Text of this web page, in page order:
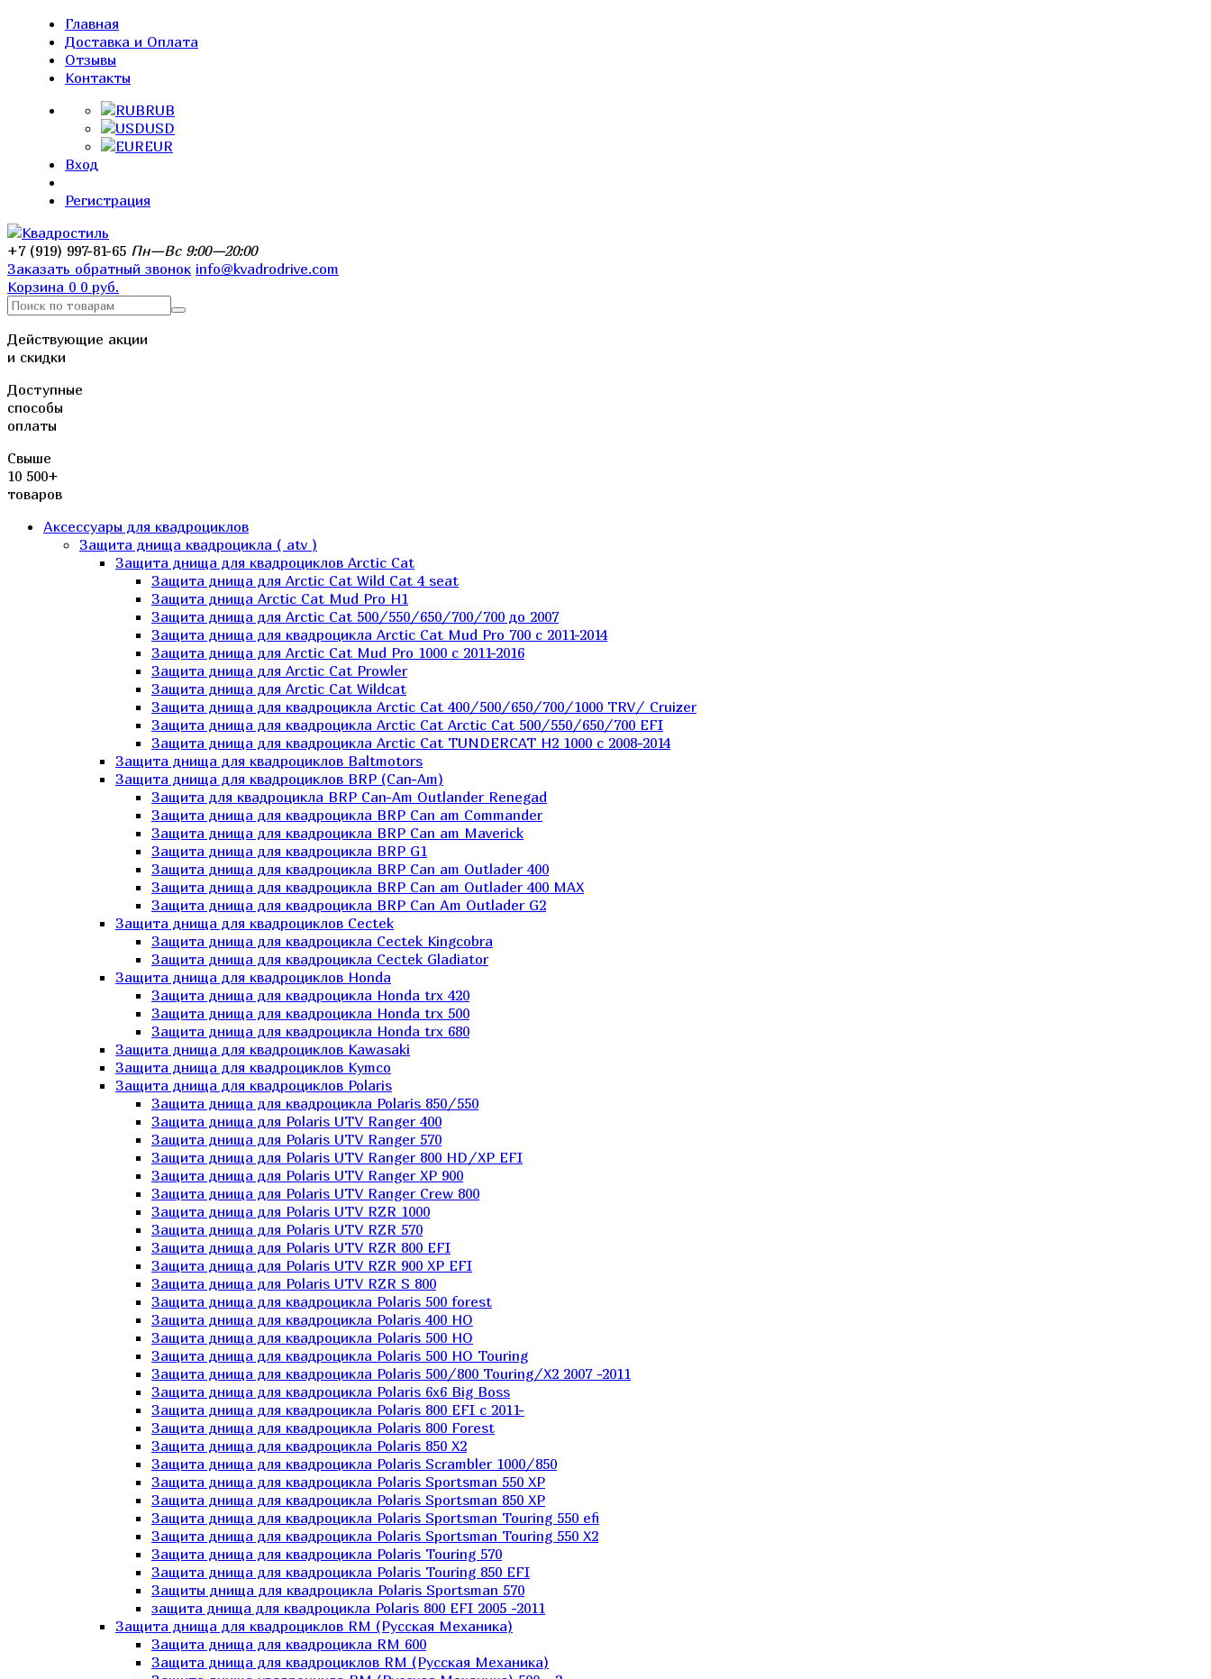
Главная
Доставка и Оплата
Отзывы
Контакты
RUB
USD
EUR
Вход
Регистрация
+7 (919) 997-81-65 Пн—Вс 9:00—20:00
Заказать обратный звонок info@kvadrodrive.com
Корзина 0 0 руб.
Действующие акции
и скидки
Доступные
способы
оплаты
Свыше
10 500+
товаров
Аксессуары для квадроциклов
Защита днища квадроцикла ( atv )
Защита днища для квадроциклов Arctic Cat
Защита днища для Arctic Cat Wild Cat 4 seat
Защита днища Arctic Cat Mud Pro H1
Защита днища для Arctic Cat 500/550/650/700/700 до 2007
Защита днища для квадроцикла Arctic Cat Mud Pro 700 с 2011-2014
Защита днища для Arctic Cat Mud Pro 1000 c 2011-2016
Защита днища для Arctic Cat Prowler
Защита днища для Arctic Cat Wildcat
Защита днища для квадроцикла Arctic Cat 400/500/650/700/1000 TRV/ Cruizer
Защита днища для квадроцикла Arctic Cat Arctic Cat 500/550/650/700 EFI
Защита днища для квадроцикла Arctic Cat TUNDERCAT H2 1000 c 2008-2014
Защита днища для квадроциклов Baltmotors
Защита днища для квадроциклов BRP (Can-Am)
Защита для квадроцикла BRP Can-Am Outlander Renegad
Защита днища для квадроцикла BRP Can am Commander
Защита днища для квадроцикла BRP Can am Maverick
Защита днища для квадроцикла BRP G1
Защита днища для квадроцикла BRP Can am Outlader 400
Защита днища для квадроцикла BRP Can am Outlader 400 MAX
Защита днища для квадроцикла BRP Can Аm Outlader G2
Защита днища для квадроциклов Cectek
Защита днища для квадроцикла Cectek Kingcobra
Защита днища для квадроцикла Cectek Gladiator
Защита днища для квадроциклов Honda
Защита днища для квадроцикла Honda trx 420
Защита днища для квадроцикла Honda trx 500
Защита днища для квадроцикла Honda trx 680
Защита днища для квадроциклов Kawasaki
Защита днища для квадроциклов Kymco
Защита днища для квадроциклов Polaris
Защита днища для квадроцикла Polaris 850/550
Защита днища для Polaris UTV Ranger 400
Защита днища для Polaris UTV Ranger 570
Защита днища для Polaris UTV Ranger 800 HD/XP EFI
Защита днища для Polaris UTV Ranger XP 900
Защита днища для Polaris UTV Ranger Сrew 800
Защита днища для Polaris UTV RZR 1000
Защита днища для Polaris UTV RZR 570
Защита днища для Polaris UTV RZR 800 EFI
Защита днища для Polaris UTV RZR 900 XP EFI
Защита днища для Polaris UTV RZR S 800
Защита днища для квадроцикла Polaris 500 forest
Защита днища для квадроцикла Polaris 400 HO
Защита днища для квадроцикла Polaris 500 HO
Защита днища для квадроцикла Polaris 500 HO Touring
Защита днища для квадроцикла Polaris 500/800 Touring/X2 2007 -2011
Защита днища для квадроцикла Polaris 6х6 Big Boss
Защита днища для квадроцикла Polaris 800 EFI с 2011-
Защита днища для квадроцикла Polaris 800 Forest
Защита днища для квадроцикла Polaris 850 X2
Защита днища для квадроцикла Polaris Scrambler 1000/850
Защита днища для квадроцикла Polaris Sportsman 550 XP
Защита днища для квадроцикла Polaris Sportsman 850 XP
Защита днища для квадроцикла Polaris Sportsman Touring 550 efi
Защита днища для квадроцикла Polaris Sportsman Touring 550 X2
Защита днища для квадроцикла Polaris Touring 570
Защита днища для квадроцикла Polaris Touring 850 EFI
Защиты днища для квадроцикла Polaris Sportsman 570
защита днища для квадроцикла Polaris 800 EFI 2005 -2011
Защита днища для квадроциклов RM (Русская Механика)
Защита днища для квадроцикла RM 600
Защита днища для квадроциклов RM (Русская Механика)